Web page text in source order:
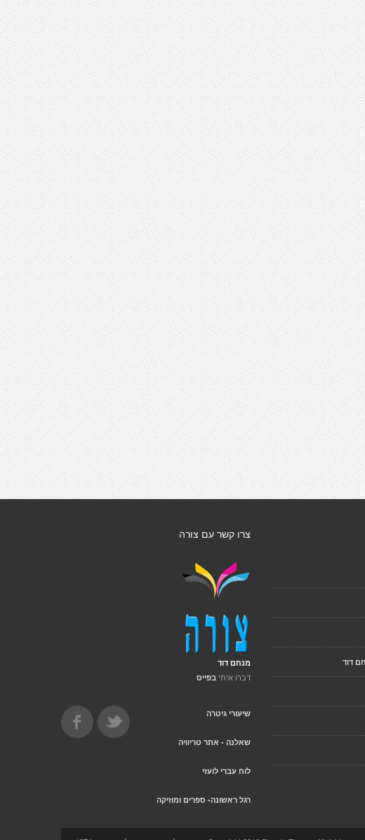
צרו קשר עם צורה
מנחם דוד
דברו איתי בפייס
שיעורי גיטרה
שאלנה - אתר טריוויה
לוח עברי לועזי
רגל ראשונה- ספרים ומוזיקה
דוד